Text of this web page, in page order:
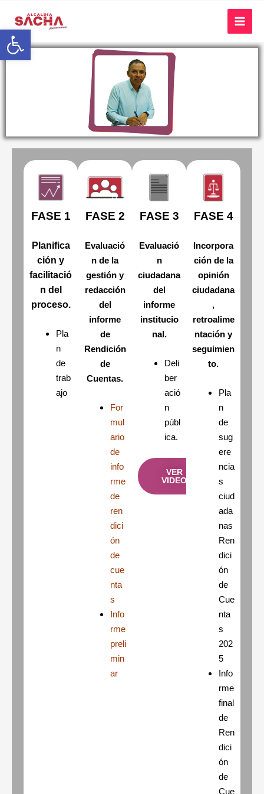
Abrir barra de herramientas
FASE 1
Planifica
ción y
facilitació
n del
proceso.
Pla
n
de
trab
ajo
FASE 2
Evaluació
n de la
gestión y
redacción
del
informe
de
Rendición
de
Cuentas.
For
mul
ario
de
info
rme
de
ren
dici
ón
de
cue
nta
s
Info
rme
preli
min
ar
FASE 3
Evaluació
n
ciudadana
del
informe
institucio
nal.
Deli
ber
ació
n
públ
ica.
VER
VIDEO
FASE 4
Incorpora
ción de la
opinión
ciudadana
,
retroalime
ntación y
seguimien
to.
Pla
n
de
sug
ere
ncia
s
ciud
ada
nas
Ren
dici
ón
de
Cue
nta
s
202
5
Info
rme
final
de
Ren
dici
ón
de
Cue